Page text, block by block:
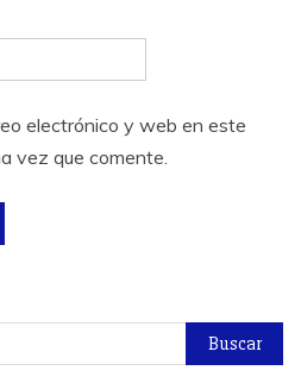
electrónico y web en este
vez que comente.